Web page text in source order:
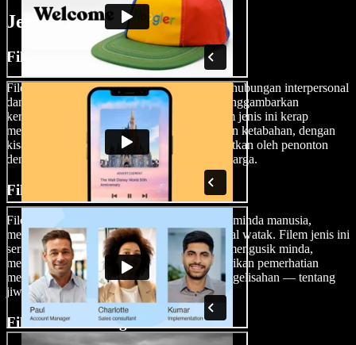
Jenis Filem Drama
Filem Drama Keluarga
Filem drama keluarga memfokuskan kepada hubungan interpersonal
dan konflik dalam suasana kekeluargaan, menggambarkan
kerumitan dinamika sesebuah keluarga. Filem jenis ini kerap
meneroka tema seperti cinta, pengorbanan dan ketabahan, dengan
kisah yang menyentuh hati serta mudah dikaitkan oleh penonton
dengan cabaran dan suka duka hidup berkeluarga.
Filem Drama Psikologi
Filem drama psikologi menyelami kerumitan minda manusia,
meneroka emosi, motivasi dan keadaan mental watak. Filem jenis ini
sering menampilkan naratif yang intens dan mengusik minda,
menyoroti kompleksiti psikologi dan memberikan pemerhatian
mendalam — kadangkala membangkitkan kegelisahan — tentang
jiwa manusia.
Filem Drama Biografi